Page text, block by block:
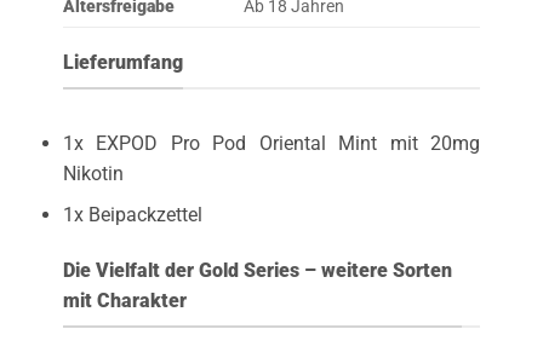
Altersfreigabe
Ab 18 Jahren
Lieferumfang
1x EXPOD Pro Pod Oriental Mint mit 20mg
Nikotin
1x Beipackzettel
Die Vielfalt der Gold Series – weitere Sorten
mit Charakter